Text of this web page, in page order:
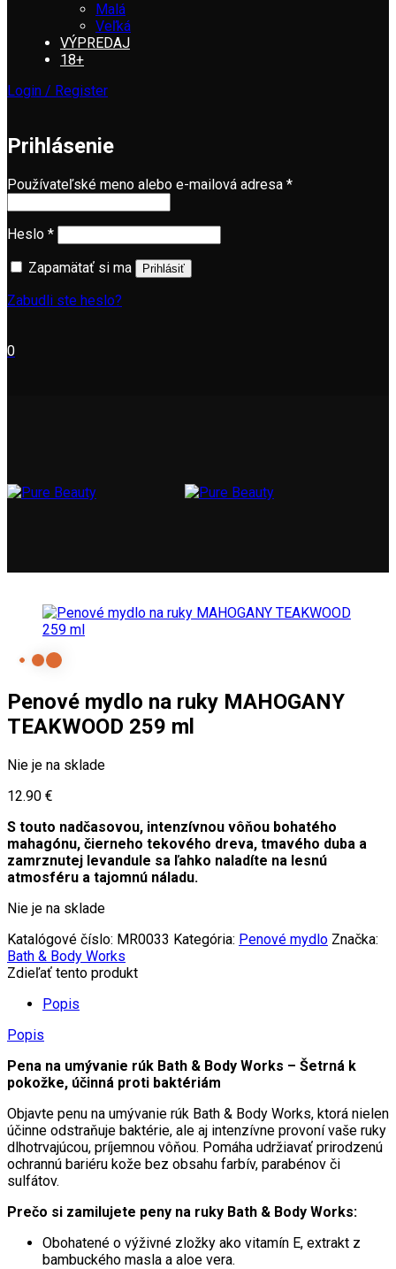
Malá
Veľká
VÝPREDAJ
18+
Login / Register
Prihlásenie
Používateľské meno alebo e-mailová adresa *Povinné
Heslo *Povinné
Zapamätať si ma Prihlásiť
Zabudli ste heslo?
0
Penové mydlo na ruky MAHOGANY
TEAKWOOD 259 ml
Nie je na sklade
12.90 €
S touto nadčasovou, intenzívnou vôňou bohatého
mahagónu, čierneho tekového dreva, tmavého duba a
zamrznutej levandule sa ľahko naladíte na lesnú
atmosféru a tajomnú náladu.
Nie je na sklade
Katalógové číslo: MR0033 Kategória: Penové mydlo Značka:
Bath & Body Works
Zdieľať tento produkt
Popis
Popis
Pena na umývanie rúk Bath & Body Works – Šetrná k
pokožke, účinná proti baktériám
Objavte penu na umývanie rúk Bath & Body Works, ktorá nielen
účinne odstraňuje baktérie, ale aj intenzívne provoní vaše ruky
dlhotrvajúcou, príjemnou vôňou. Pomáha udržiavať prirodzenú
ochrannú bariéru kože bez obsahu farbív, parabénov či
sulfátov.
Prečo si zamilujete peny na ruky Bath & Body Works:
Obohatené o výživné zložky ako vitamín E, extrakt z
bambuckého masla a aloe vera.